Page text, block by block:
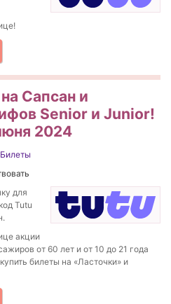
Сапсан и
Senior и Junior!
2024
Билеты
для
Tutu
акции
от 60 лет и от 10 до 21 года
билеты на «Ласточки» и